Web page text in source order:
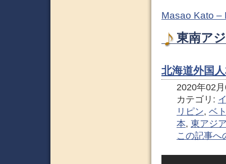
Masao Kato –
東南ア
北海道外国
2020年02
カテゴリ:
リピン, ベ
本, 東アジ
この記事へ